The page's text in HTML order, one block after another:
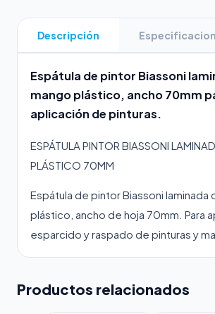
Descripción
Espátula de pintor Biassoni
mango plástico, ancho 70mm
aplicación de pinturas.
ESPÁTULA PINTOR BIASSONI
PLÁSTICO 70MM
Espátula de pintor Biassoni laminada
plástico, ancho de hoja 70mm. Para
esparcido y raspado de pinturas y
Productos relacionados